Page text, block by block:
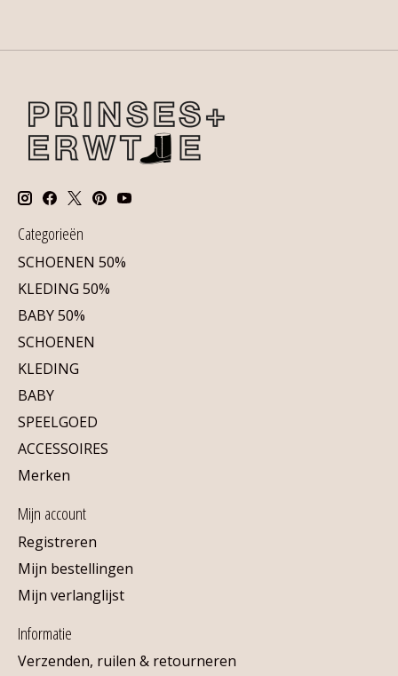
Categorieën
SCHOENEN 50%
KLEDING 50%
BABY 50%
SCHOENEN
KLEDING
BABY
SPEELGOED
ACCESSOIRES
Merken
Mijn account
Registreren
Mijn bestellingen
Mijn verlanglijst
Informatie
Verzenden, ruilen & retourneren